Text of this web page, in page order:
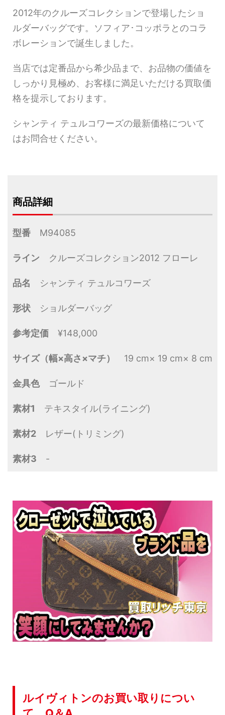
2012年のクルーズコレクションで登場したショ
ルダーバッグです。ソフィア･コッポラとのコラ
ボレーションで誕生しました。
当店では定番品から希少品まで、お品物の価値を
しっかり見極め、お客様に満足いただける買取価
格を提示しております。
シャンティ テュルコワーズの最新価格について
はお問合せください。
商品詳細
型番 M94085
ライン クルーズコレクション2012 フローレ
品名 シャンティ テュルコワーズ
形状 ショルダーバッグ
参考定価 ¥148,000
サイズ（幅×高さ×マチ） 19 cm× 19 cm× 8 cm
金具色ゴールド
素材1 テキスタイル(ライニング)
素材2 レザー(トリミング)
素材3 -
ルイヴィトンのお買い取りについ